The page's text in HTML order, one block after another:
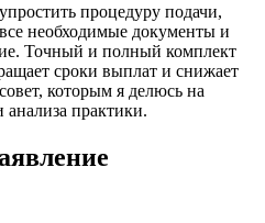
процедуру подачи,
необходимые документы и
Точный и полный комплект
сроки выплат и снижает
которым я делюсь на
анализа практики.